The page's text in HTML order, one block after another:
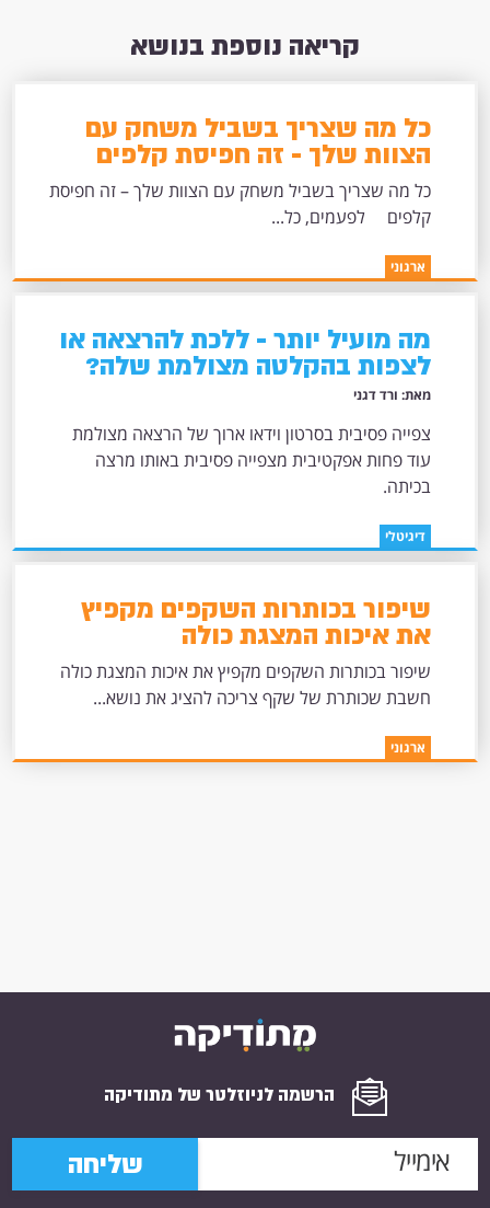
קריאה נוספת בנושא
כל מה שצריך בשביל משחק עם
הצוות שלך - זה חפיסת קלפים
כל מה שצריך בשביל משחק עם הצוות שלך – זה חפיסת
קלפים לפעמים, כל...
ארגוני
מה מועיל יותר - ללכת להרצאה או
לצפות בהקלטה מצולמת שלה?
מאת: ורד דגני
צפייה פסיבית בסרטון וידאו ארוך של הרצאה מצולמת
עוד פחות אפקטיבית מצפייה פסיבית באותו מרצה
בכיתה.
דיגיטלי
שיפור בכותרות השקפים מקפיץ
את איכות המצגת כולה
שיפור בכותרות השקפים מקפיץ את איכות המצגת כולה
חשבת שכותרת של שקף צריכה להציג את נושא...
ארגוני
הרשמה לניוזלטר של מתודיקה
שליחה